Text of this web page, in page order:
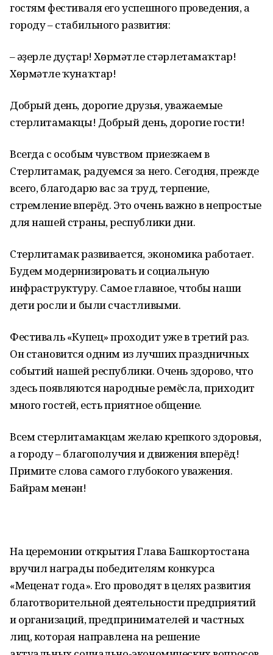
гостям фестиваля его успешного проведения, а
городу – стабильного развития:
– Ҡәҙерле дуҫтар! Хөрмәтле стәрлетамаҡтар!
Хөрмәтле ҡунаҡтар!
Добрый день, дорогие друзья, уважаемые
стерлитамакцы! Добрый день, дорогие гости!
Всегда с особым чувством приезжаем в
Стерлитамак, радуемся за него. Сегодня, прежде
всего, благодарю вас за труд, терпение,
стремление вперёд. Это очень важно в непростые
для нашей страны, республики дни.
Стерлитамак развивается, экономика работает.
Будем модернизировать и социальную
инфраструктуру. Самое главное, чтобы наши
дети росли и были счастливыми.
Фестиваль «Купец» проходит уже в третий раз.
Он становится одним из лучших праздничных
событий нашей республики. Очень здорово, что
здесь появляются народные ремёсла, приходит
много гостей, есть приятное общение.
Всем стерлитамакцам желаю крепкого здоровья,
а городу – благополучия и движения вперёд!
Примите слова самого глубокого уважения.
Байрам менән!
На церемонии открытия Глава Башкортостана
вручил награды победителям конкурса
«Меценат года». Его проводят в целях развития
благотворительной деятельности предприятий
и организаций, предпринимателей и частных
лиц, которая направлена на решение